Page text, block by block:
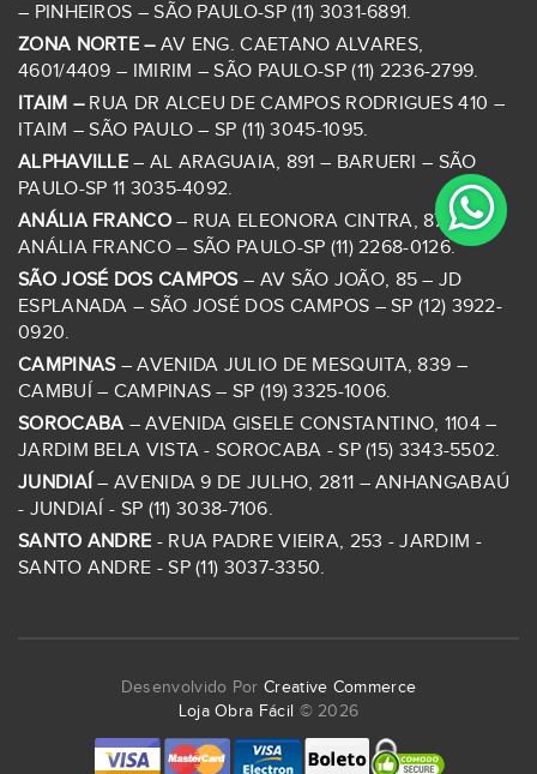
– PINHEIROS – SÃO PAULO-SP (11) 3031-6891.
ZONA NORTE – AV ENG. CAETANO ALVARES,
4601/4409 – IMIRIM – SÃO PAULO-SP (11) 2236-2799.
ITAIM – RUA DR ALCEU DE CAMPOS RODRIGUES 410 –
ITAIM – SÃO PAULO – SP (11) 3045-1095.
ALPHAVILLE – AL ARAGUAIA, 891 – BARUERI – SÃO
PAULO-SP 11 3035-4092.
ANÁLIA FRANCO– RUA ELEONORA CINTRA, 87 – JD
ANÁLIA FRANCO – SÃO PAULO-SP (11) 2268-0126.
SÃO JOSÉ DOS CAMPOS– AV SÃO JOÃO, 85 – JD
ESPLANADA – SÃO JOSÉ DOS CAMPOS – SP (12) 3922-
0920.
CAMPINAS– AVENIDA JULIO DE MESQUITA, 839 –
CAMBUÍ – CAMPINAS – SP (19) 3325-1006.
SOROCABA – AVENIDA GISELE CONSTANTINO, 1104 –
JARDIM BELA VISTA - SOROCABA - SP (15) 3343-5502.
JUNDIAÍ – AVENIDA 9 DE JULHO, 2811 – ANHANGABAÚ
- JUNDIAÍ - SP (11) 3038-7106.
SANTO ANDRE - RUA PADRE VIEIRA, 253 - JARDIM -
SANTO ANDRE - SP (11) 3037-3350.
Desenvolvido Por Creative Commerce
Loja Obra Fácil © 2026